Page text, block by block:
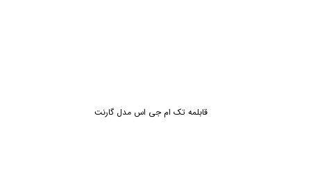
قابلمه تک ام جی اس مدل گارنت